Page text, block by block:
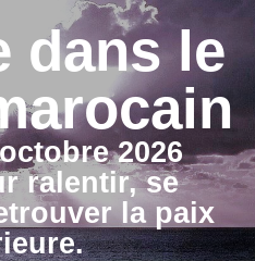
dans le
2026
ralentir, se
la paix